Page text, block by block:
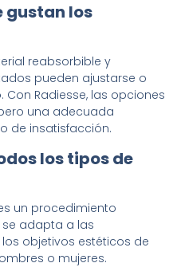
gustan los
reabsorbible y
pueden ajustarse o
Radiesse, las opciones
una adecuada
de insatisfacción.
los tipos de
un procedimiento
adapta a las
objetivos estéticos de
o mujeres.